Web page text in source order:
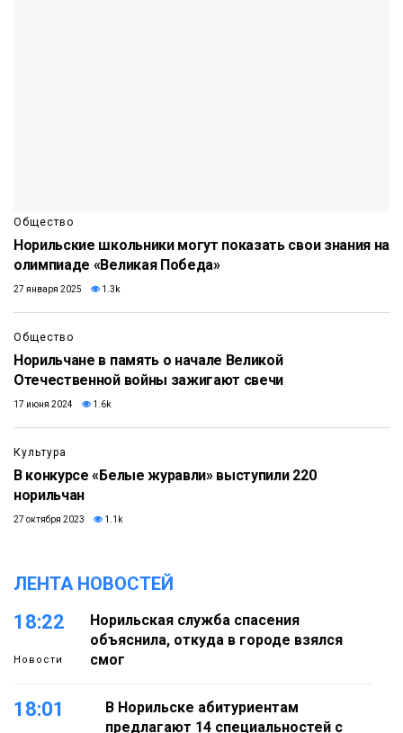
Общество
Норильские школьники могут показать свои знания на
олимпиаде «Великая Победа»
27 января 2025 1.3k
Общество
Норильчане в память о начале Великой
Отечественной войны зажигают свечи
17 июня 2024 1.6k
Культура
В конкурсе «Белые журавли» выступили 220
норильчан
27 октября 2023 1.1k
ЛЕНТА НОВОСТЕЙ
18:22
Новости
Норильская служба спасения
объяснила, откуда в городе взялся
смог
18:01
В Норильске абитуриентам
предлагают 14 специальностей с